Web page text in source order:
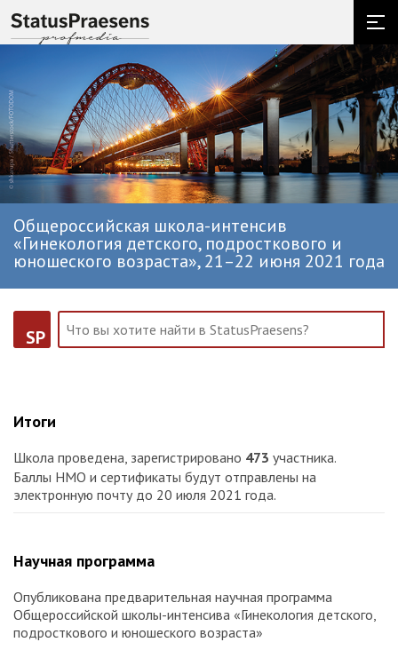
Общероссийская школа-интенсив
«Гинекология детского, подросткового и
юношеского возраста», 21–22 июня 2021 года
SP
Итоги
Школа проведена, зарегистрировано 473 участника.
Баллы НМО и сертификаты будут отправлены на
электронную почту до 20 июля 2021 года.
Научная программа
Опубликована предварительная научная программа
Общероссийской школы-интенсива «Гинекология детского,
подросткового и юношеского возраста»